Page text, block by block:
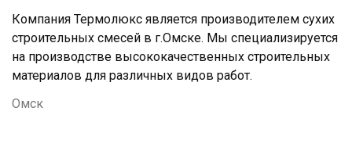
Компания Термолюкс является производителем сухих
строительных смесей в г.Омске. Мы специализируется
на производстве высококачественных строительных
материалов для различных видов работ.
Омск